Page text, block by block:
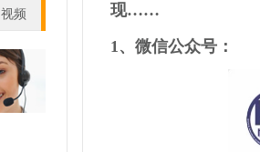
频
现……
1、微信公众号：